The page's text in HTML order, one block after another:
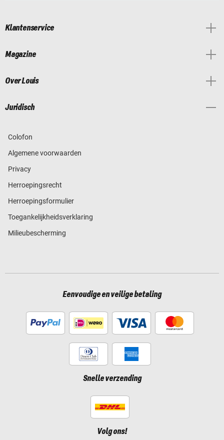
Klantenservice
Magazine
Over Louis
Juridisch
Colofon
Algemene voorwaarden
Privacy
Herroepingsrecht
Herroepingsformulier
Toegankelijkheidsverklaring
Milieubescherming
Eenvoudige en veilige betaling
Snelle verzending
Volg ons!